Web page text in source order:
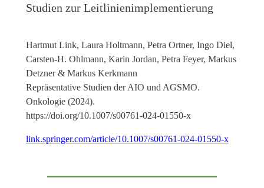
Studien zur Leitlinienimplementierung
Hartmut Link, Laura Holtmann, Petra Ortner, Ingo Diel,
Carsten-H. Ohlmann, Karin Jordan, Petra Feyer, Markus
Detzner & Markus Kerkmann
Repräsentative Studien der AIO und AGSMO.
Onkologie (2024).
https://doi.org/10.1007/s00761-024-01550-x
link.springer.com/article/10.1007/s00761-024-01550-x